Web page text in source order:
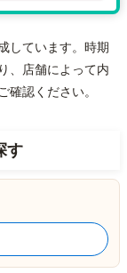
しています。時期
、店舗によって内
認ください。
す